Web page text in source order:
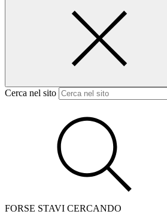
Cerca nel sito
FORSE STAVI CERCANDO